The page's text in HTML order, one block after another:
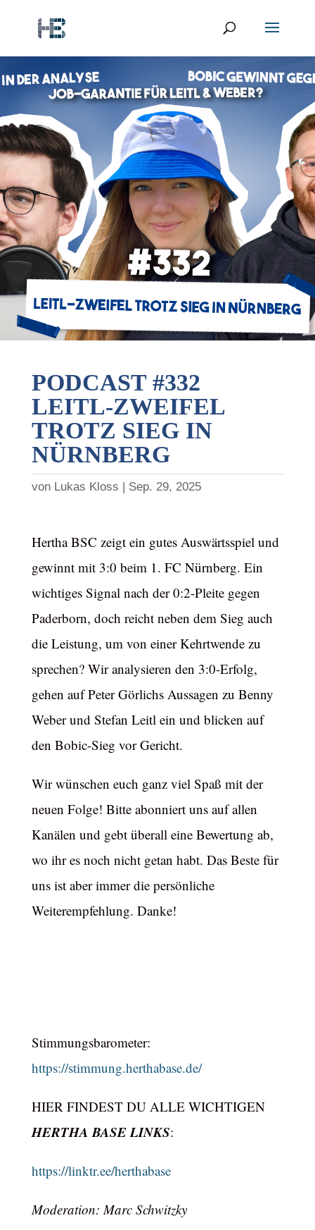
PODCAST #332
LEITL-ZWEIFEL
TROTZ SIEG IN
NÜRNBERG
von Lukas Kloss Sep. 29, 2025
Hertha BSC zeigt ein gutes Auswärtsspiel und
gewinnt mit 3:0 beim 1. FC Nürnberg. Ein
wichtiges Signal nach der 0:2-Pleite gegen
Paderborn, doch reicht neben dem Sieg auch
die Leistung, um von einer Kehrtwende zu
sprechen? Wir analysieren den 3:0-Erfolg,
gehen auf Peter Görlichs Aussagen zu Benny
Weber und Stefan Leitl ein und blicken auf
den Bobic-Sieg vor Gericht.
Wir wünschen euch ganz viel Spaß mit der
neuen Folge! Bitte abonniert uns auf allen
Kanälen und gebt überall eine Bewertung ab,
wo ihr es noch nicht getan habt. Das Beste für
uns ist aber immer die persönliche
Weiterempfehlung. Danke!
Stimmungsbarometer:
https://stimmung.herthabase.de/
HIER FINDEST DU ALLE WICHTIGEN
HERTHA BASE LINKS:
https://linktr.ee/herthabase
Moderation: Marc Schwitzky